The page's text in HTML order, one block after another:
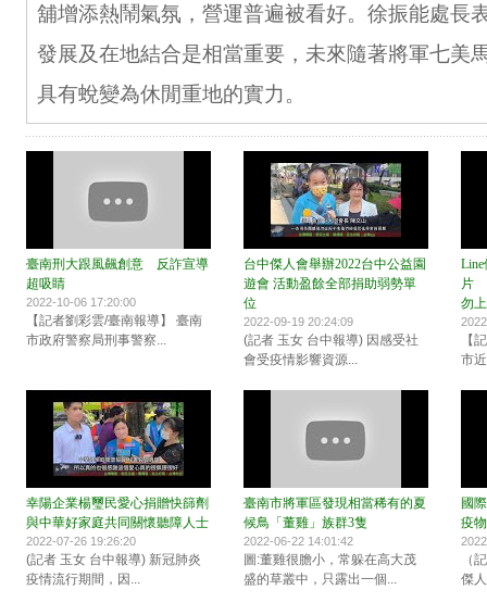
舖增添熱鬧氣氛，營運普遍被看好。徐振能處長
發展及在地結合是相當重要，未來隨著將軍七美
具有蛻變為休閒重地的實力。
臺南刑大跟風飆創意 反詐宣導
超吸睛
2022-10-06 17:20:00
【記者劉彩雲/臺南報導】 臺南
市政府警察局刑事警察...
台中傑人會舉辦2022台中公益園
遊會 活動盈餘全部捐助弱勢單
位
2022-09-19 20:24:09
(記者 玉女 台中報導) 因感受社
會受疫情影響資源...
片
勿
【
市
幸陽企業楊璽民愛心捐贈快篩劑
與中華好家庭共同關懷聽障人士
2022-07-26 19:26:20
(記者 玉女 台中報導) 新冠肺炎
疫情流行期間，因...
臺南市將軍區發現相當稀有的夏
候鳥「董雞」族群3隻
2022-06-22 14:01:42
圖:董雞很膽小，常躲在高大茂
盛的草叢中，只露出一個...
國
疫
（
傑